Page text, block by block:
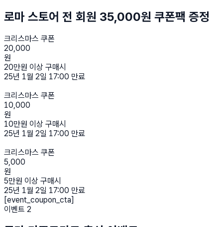
로마 스토어 전 회원 35,000원 쿠폰팩 증정
크리스마스 쿠폰
20,000
원
20만원 이상 구매시
25년 1월 2일 17:00 만료
크리스마스 쿠폰
10,000
원
10만원 이상 구매시
25년 1월 2일 17:00 만료
크리스마스 쿠폰
5,000
원
5만원 이상 구매시
25년 1월 2일 17:00 만료
[event_coupon_cta]
이벤트 2